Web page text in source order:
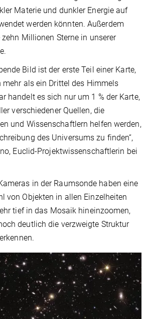
Materie und dunkler Energie auf
werden könnten. Außerdem
Millionen Sterne in unserer
Bild ist der erste Teil einer Karte,
als ein Drittel des Himmels
handelt es sich nur um 1 % der Karte,
verschiedener Quellen, die
und Wissenschaftlern helfen werden,
des Universums zu finden“,
Euclid-Projektwissenschaftlerin bei
in der Raumsonde haben eine
von Objekten in allen Einzelheiten
tief in das Mosaik hineinzoomen,
deutlich die verzweigte Struktur